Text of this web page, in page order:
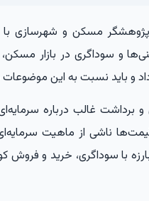
مسکن و شهرسازی با
و سوداگری در بازار
و باید نسبت به این
غالب درباره
ناشی از ماهیت
با سوداگری، خرید و